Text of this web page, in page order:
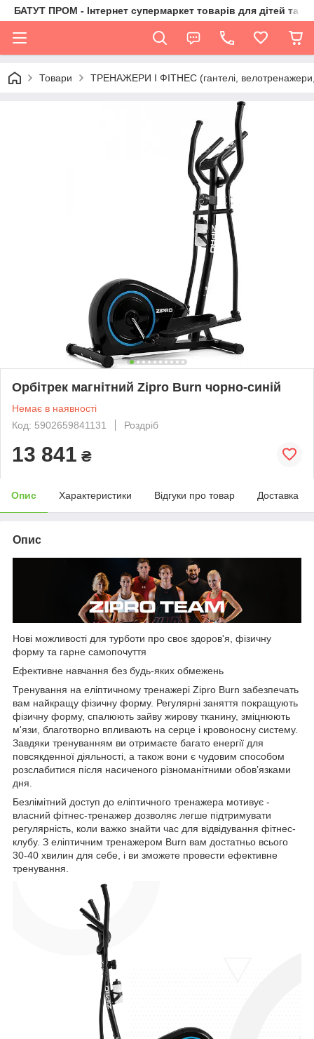
БАТУТ ПРОМ - Інтернет супермаркет товарів для дітей та їх
Товари ТРЕНАЖЕРИ І ФІТНЕС (гантелі, велотренажери,
Орбітрек магнітний Zipro Burn чорно-синій
Немає в наявності
Код: 5902659841131
Роздріб
13 841 ₴
Опис Характеристики Відгуки про товар Доставка
Опис
Нові можливості для турботи про своє здоров'я, фізичну
форму та гарне самопочуття
Ефективне навчання без будь-яких обмежень
Тренування на еліптичному тренажері Zipro Burn забезпечать
вам найкращу фізичну форму. Регулярні заняття покращують
фізичну форму, спалюють зайву жирову тканину, зміцнюють
м'язи, благотворно впливають на серце і кровоносну систему.
Завдяки тренуванням ви отримаєте багато енергії для
повсякденної діяльності, а також вони є чудовим способом
розслабитися після насиченого різноманітними обов’язками
дня.
Безлімітний доступ до еліптичного тренажера мотивує -
власний фітнес-тренажер дозволяє легше підтримувати
регулярність, коли важко знайти час для відвідування фітнес-
клубу. З еліптичним тренажером Burn вам достатньо всього
30-40 хвилин для себе, і ви зможете провести ефективне
тренування.